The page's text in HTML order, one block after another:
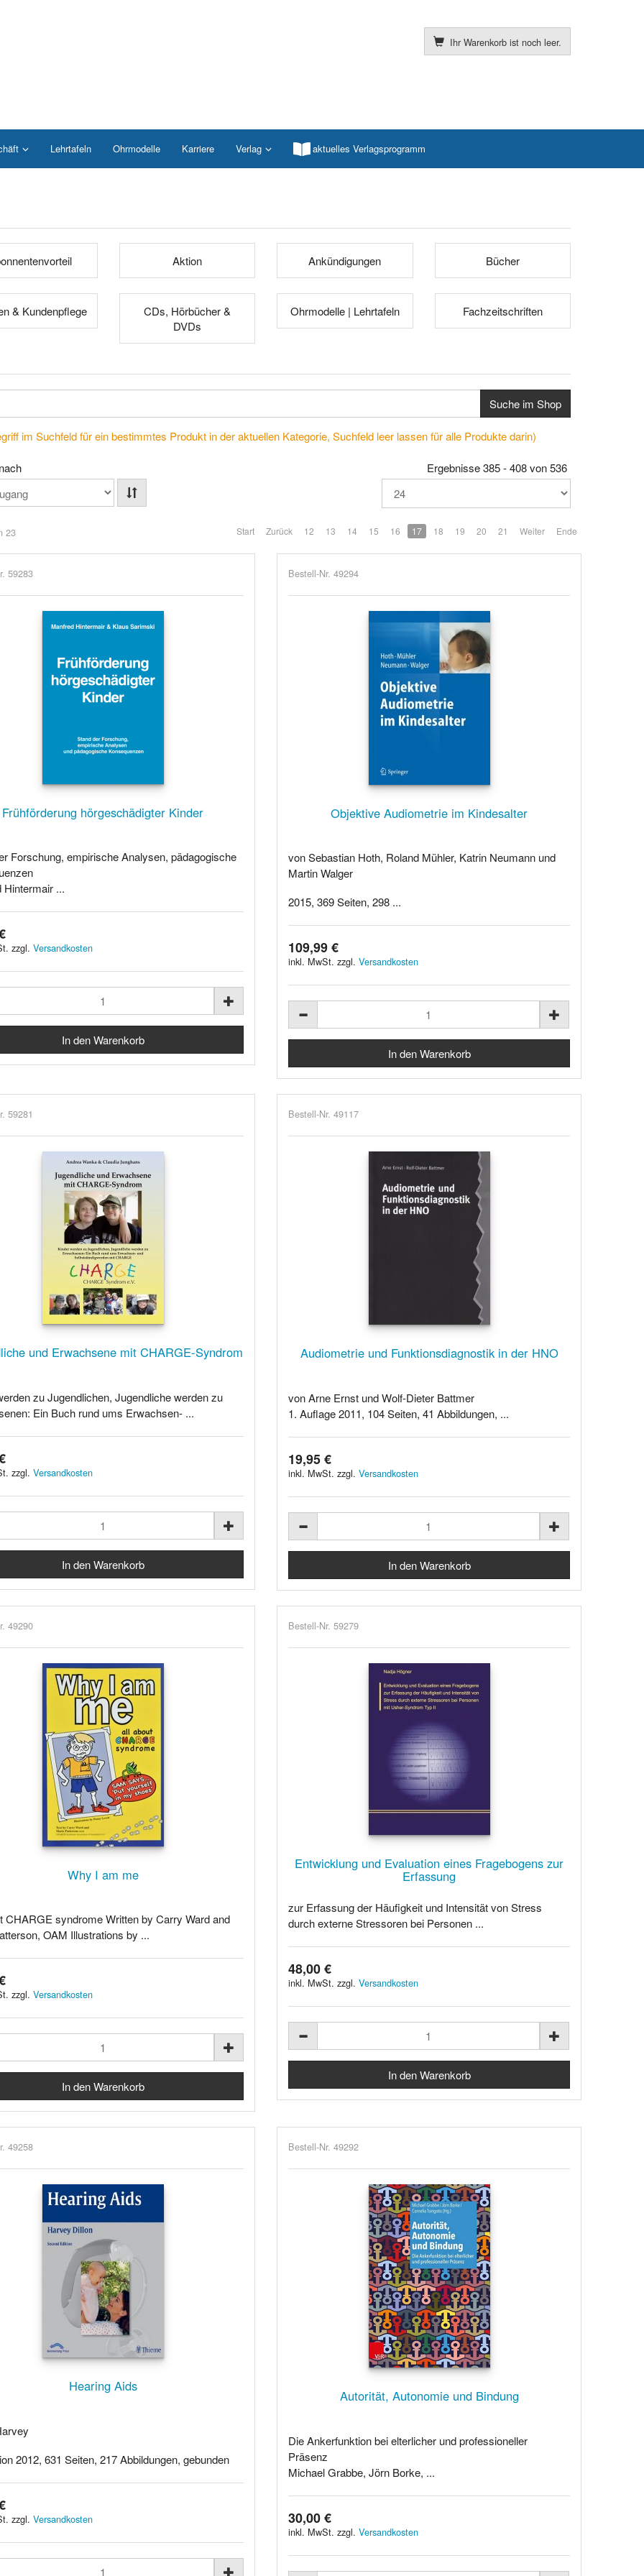
Ihr Warenkorb ist noch leer.
Lehrtafeln Ohrmodelle Karriere Verlag aktuelles Verlagsprogramm
Aktion Ankündigungen Bücher
& Kundenpflege
CDs, Hörbücher &
DVDs
Ohrmodelle | Lehrtafeln Fachzeitschriften
Suche im Shop
im Suchfeld für ein bestimmtes Produkt in der aktuellen Kategorie, Suchfeld leer lassen für alle Produkte darin)
Ergebnisse 385 - 408 von 536
23 Start Zurück 12 13 14 15 16 17 18 19 20 21 Weiter Ende
59283
Frühförderung hörgeschädigter Kinder
Forschung, empirische Analysen, pädagogische
Hintermair ...
zzgl. Versandkosten
Bestell-Nr. 49294
Objektive Audiometrie im Kindesalter
von Sebastian Hoth, Roland Mühler, Katrin Neumann und
Martin Walger
2015, 369 Seiten, 298 ...
109,99 €
inkl. MwSt. zzgl.Versandkosten
59281
und Erwachsene mit CHARGE-Syndrom
zu Jugendlichen, Jugendliche werden zu
Ein Buch rund ums Erwachsen- ...
zzgl. Versandkosten
Bestell-Nr. 49117
Audiometrie und Funktionsdiagnostik in der HNO
von Arne Ernst und Wolf-Dieter Battmer
1. Auflage 2011, 104 Seiten, 41 Abbildungen, ...
19,95 €
inkl. MwSt. zzgl.Versandkosten
49290
Why I am me
CHARGE syndrome Written by Carry Ward and
OAM Illustrations by ...
zzgl. Versandkosten
Bestell-Nr. 59279
Entwicklung und Evaluation eines Fragebogens zur
Erfassung
zur Erfassung der Häufigkeit und Intensität von Stress
durch externe Stressoren bei Personen ...
48,00 €
inkl. MwSt. zzgl.Versandkosten
49258
Hearing Aids
2012, 631 Seiten, 217 Abbildungen, gebunden
zzgl. Versandkosten
Bestell-Nr. 49292
Autorität, Autonomie und Bindung
Die Ankerfunktion bei elterlicher und professioneller
Präsenz
Michael Grabbe, Jörn Borke, ...
30,00 €
inkl. MwSt. zzgl.Versandkosten